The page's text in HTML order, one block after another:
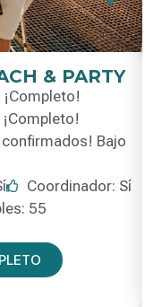
& PARTY
Bajo
Coordinador: Sí
55